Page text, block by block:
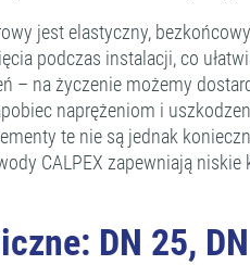
jest elastyczny,
podczas instalacji, co
– na życzenie możemy
naprężeniom i
te nie są jednak
CALPEX zapewniają
DN 25,